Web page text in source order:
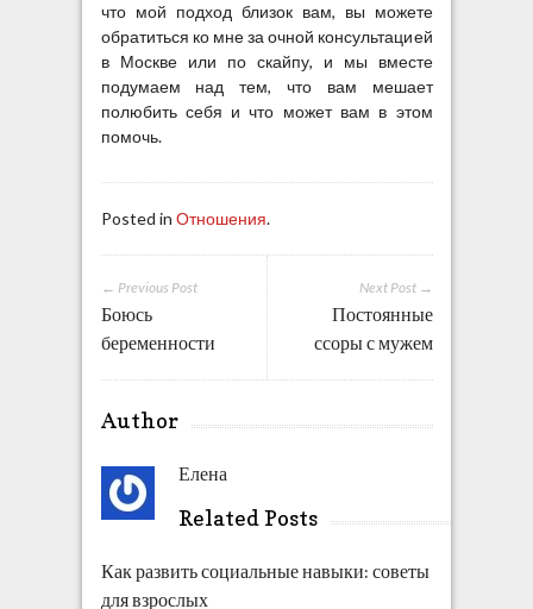
что мой подход близок вам, вы можете
обратиться ко мне за очной консультацией
в Москве или по скайпу, и мы вместе
подумаем над тем, что вам мешает
полюбить себя и что может вам в этом
помочь.
Posted in Отношения.
Next Post →
Постоянные
ссоры с мужем
← Previous Post
Боюсь
беременности
Author
Елена
Related Posts
Как развить социальные навыки: советы
для взрослых